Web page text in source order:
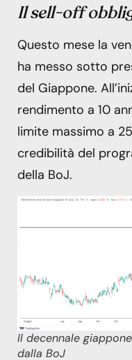
Il sell-off
Questo mese la
ha messo sotto
del Giappone.
rendimento a 10
limite massimo a
credibilità del
della BoJ.
Il decennale
dalla BoJ